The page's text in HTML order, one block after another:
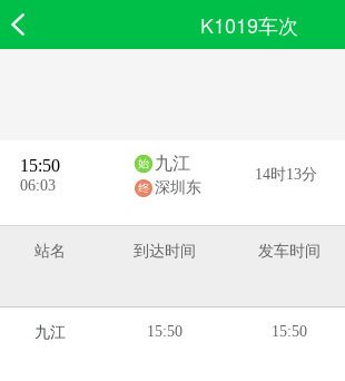
K1019车次
15:50
06:03
九江
深圳东
14时13分
站名 到达时间 发车时间
九江 15:50 15:50